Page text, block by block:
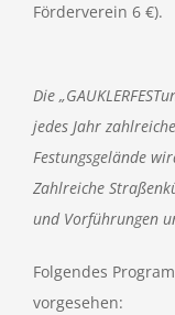
Förderverein 6 €).
Die
jedes Jahr
Festungsgelände
Zahlreiche
und Vorführungen
Folgendes
vorgesehen: